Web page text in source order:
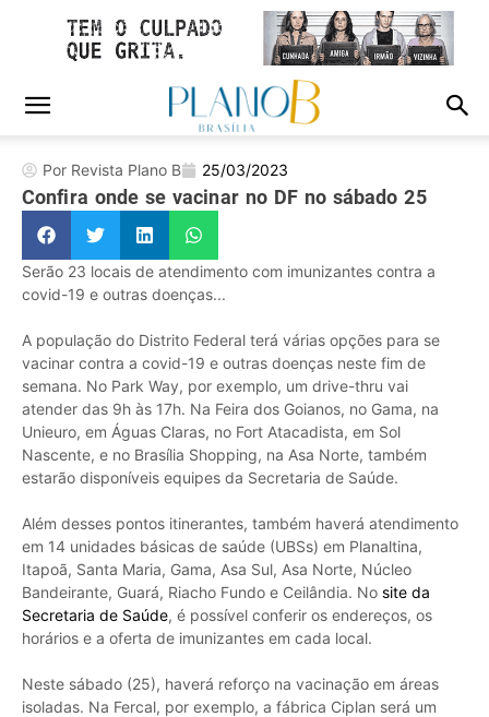
Por Revista Plano B 25/03/2023
Confira onde se vacinar no DF no sábado 25
Serão 23 locais de atendimento com imunizantes contra a
covid-19 e outras doenças...
A população do Distrito Federal terá várias opções para se
vacinar contra a covid-19 e outras doenças neste fim de
semana. No Park Way, por exemplo, um drive-thru vai
atender das 9h às 17h. Na Feira dos Goianos, no Gama, na
Unieuro, em Águas Claras, no Fort Atacadista, em Sol
Nascente, e no Brasília Shopping, na Asa Norte, também
estarão disponíveis equipes da Secretaria de Saúde.
Além desses pontos itinerantes, também haverá atendimento
em 14 unidades básicas de saúde (UBSs) em Planaltina,
Itapoã, Santa Maria, Gama, Asa Sul, Asa Norte, Núcleo
Bandeirante, Guará, Riacho Fundo e Ceilândia. No site da
Secretaria de Saúde, é possível conferir os endereços, os
horários e a oferta de imunizantes em cada local.
Neste sábado (25), haverá reforço na vacinação em áreas
isoladas. Na Fercal, por exemplo, a fábrica Ciplan será um